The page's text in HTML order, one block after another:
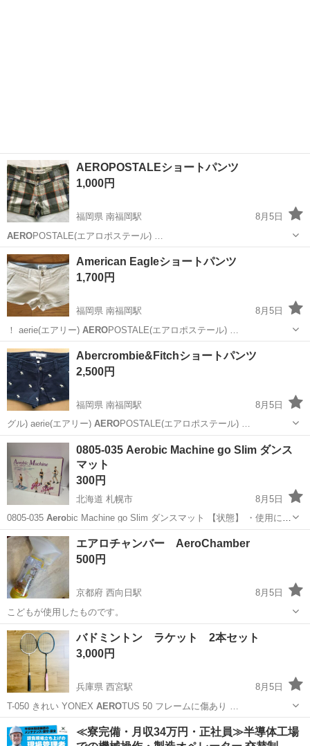
AEROPOSTALEショートパンツ
1,000円
福岡県 南福岡駅
8月5日
AEROPOSTALE(エアロポステール) …
福岡 春日市 ショートパンツ
American Eagleショートパンツ
1,700円
福岡県 南福岡駅
8月5日
！ aerie(エアリー) AEROPOSTALE(エアロポステール) …
福岡 春日市 アメリカンイーグル
Abercrombie&Fitchショートパンツ
2,500円
福岡県 南福岡駅
8月5日
グル) aerie(エアリー) AEROPOSTALE(エアロポステール) …
福岡 春日市
0805-035 Aerobic Machine go Slim ダンス
マット
300円
北海道 札幌市
8月5日
0805-035 Aerobic Machine go Slim ダンスマット 【状態】 ・使用に伴
う多少のスレ、キズ、落としきれない汚れなどございます ・詳細は現
地でご確認ください ・お値引きは出来かねます...
北海道 札幌市
エアロチャンバー AeroChamber
500円
京都府 西向日駅
8月5日
こどもが使用したものです。
京都 向日市 西向日駅 チャンバー
バドミントン ラケット 2本セット
3,000円
兵庫県 西宮駅
8月5日
T-050 きれい YONEX AERO
兵庫 西宮市 西宮駅 その他 ラケット
≪寮完備・月収34万円・正社員≫半導体工場